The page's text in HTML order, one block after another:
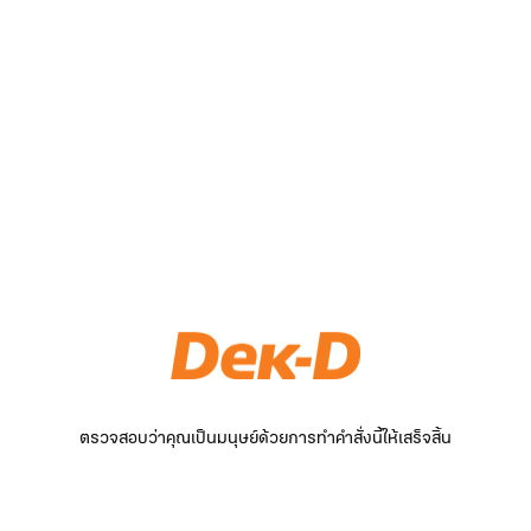
ตรวจสอบว่าคุณเป็นมนุษย์ด้วยการทำคำสั่งนี้ให้เสร็จสิ้น